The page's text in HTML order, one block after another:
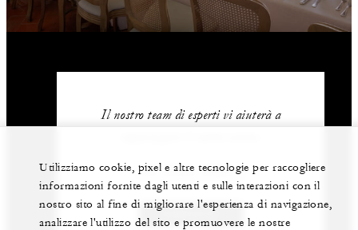
Il nostro team di esperti vi aiuterà a
+39 (055) 2626 1
Utilizziamo cookie, pixel e altre tecnologie per raccogliere
informazioni fornite dagli utenti e sulle interazioni con il
nostro sito al fine di migliorare l'esperienza di navigazione,
analizzare l'utilizzo del sito e promuovere le nostre